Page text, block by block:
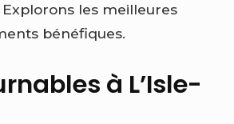
les meilleures
bénéfiques.
à L’Isle-